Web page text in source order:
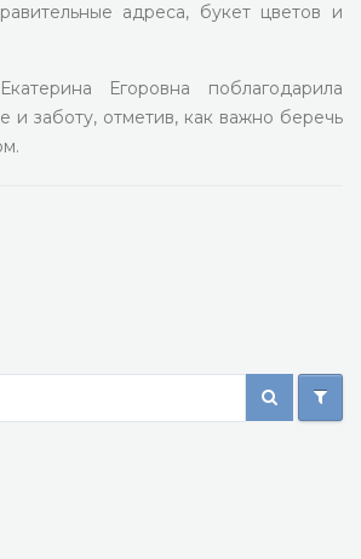
адреса, букет цветов и
Егоровна поблагодарила
и заботу, отметив, как важно беречь